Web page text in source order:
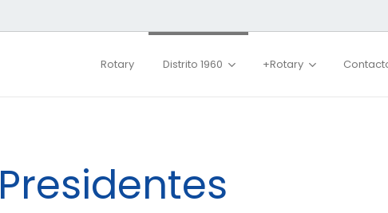
Rotary Distrito 1960 +Rotary
Presidentes